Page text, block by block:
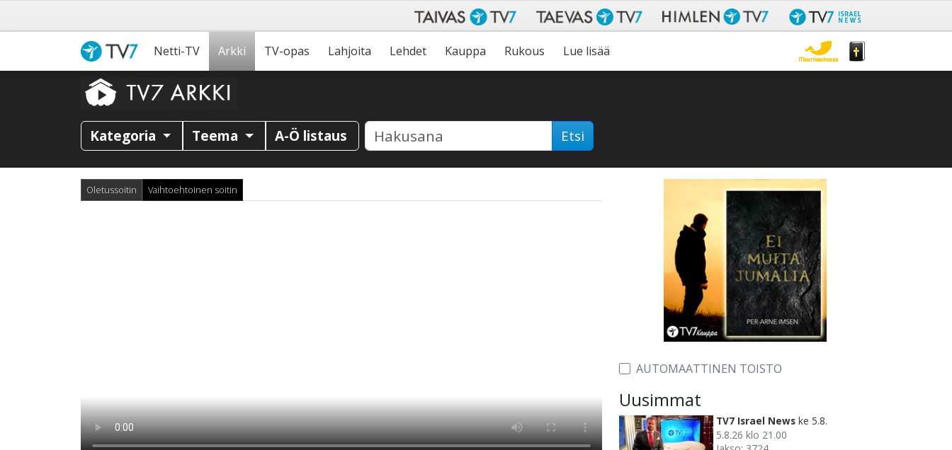
Netti-TV Arkki TV-opas Lahjoita Lehdet Kauppa Rukous Lue lisää
Kategoria Teema A-Ö listaus Etsi
Oletussoitin Vaihtoehtoinen soitin
AUTOMAATTINEN TOISTO
Uusimmat
TV7 Israel News ke 5.8.
5.8.26 klo 21.00